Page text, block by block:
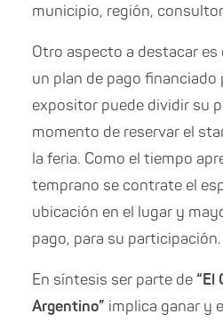
municipio, región,
Otro aspecto a destacar
un plan de pago financiado
expositor puede dividir su
momento de reservar el
la feria. Como el tiempo
temprano se contrate el
ubicación en el lugar y
pago, para su participación.
En síntesis ser parte de“El
Argentino” implica ganar y